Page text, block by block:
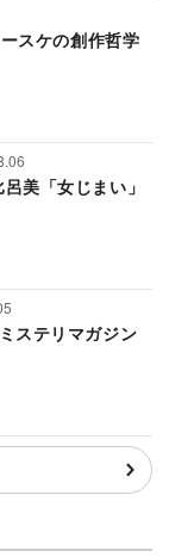
スケの創作哲学
美「女じまい」
ステリマガジン